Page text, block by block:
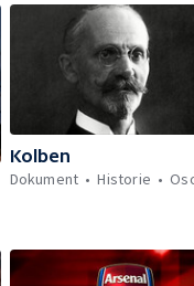
Kolben
Dokument
Historie